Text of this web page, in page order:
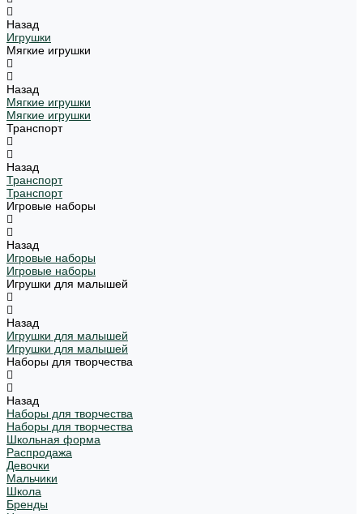
Назад
Игрушки
Мягкие игрушки
Назад
Мягкие игрушки
Мягкие игрушки
Транспорт
Назад
Транспорт
Транспорт
Игровые наборы
Назад
Игровые наборы
Игровые наборы
Игрушки для малышей
Назад
Игрушки для малышей
Игрушки для малышей
Наборы для творчества
Назад
Наборы для творчества
Наборы для творчества
Школьная форма
Распродажа
Девочки
Мальчики
Школа
Бренды